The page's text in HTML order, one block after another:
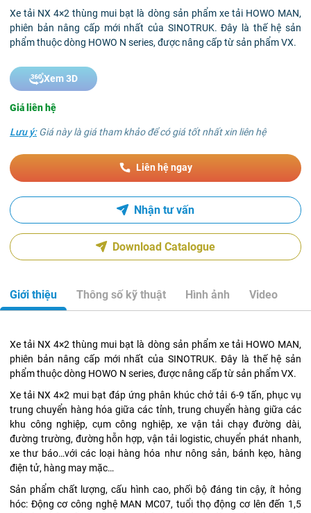
Xe tải NX 4×2 thùng mui bạt là dòng sản phẩm xe tải HOWO MAN,
phiên bản nâng cấp mới nhất của SINOTRUK. Đây là thế hệ sản
phẩm thuộc dòng HOWO N series, được nâng cấp từ sản phẩm VX.
Xem 3D
Giá liên hệ
Lưu ý:Giá này là giá tham khảo để có giá tốt nhất xin liên hệ
Liên hệ ngay
Nhận tư vấn
Download Catalogue
Giới thiệu Thông số kỹ thuật Hình ảnh Video
Xe tải NX 4×2 thùng mui bạt là dòng sản phẩm xe tải HOWO MAN,
phiên bản nâng cấp mới nhất của SINOTRUK. Đây là thế hệ sản
phẩm thuộc dòng HOWO N series, được nâng cấp từ sản phẩm VX.
Xe tải NX 4×2 mui bạt đáp ứng phân khúc chở tải 6-9 tấn, phục vụ
trung chuyển hàng hóa giữa các tỉnh, trung chuyển hàng giữa các
khu công nghiệp, cụm công nghiệp, xe vận tải chạy đường dài,
đường trường, đường hỗn hợp, vận tải logistic, chuyển phát nhanh,
xe thư báo…với các loại hàng hóa như nông sản, bánh kẹo, hàng
điện tử, hàng may mặc…
Sản phẩm chất lượng, cấu hình cao, phối bộ đáng tin cậy, ít hỏng
hóc: Động cơ công nghệ MAN MC07, tuổi thọ động cơ lên đến 1,5